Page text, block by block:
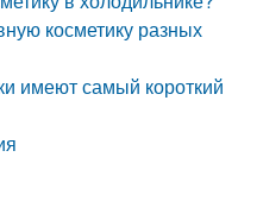
косметику разных
имеют самый короткий